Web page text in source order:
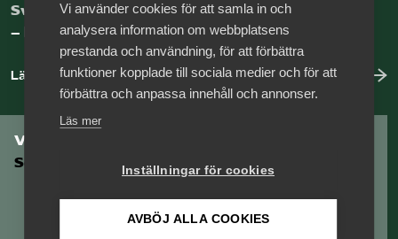
Sveriges nya basnäring
– landets främsta integrationsmotor.
Läs mer om oss
Vill du vara en del av
Serviceföretagen?
Vi använder cookies för att samla in och
analysera information om webbplatsens
prestanda och användning, för att förbättra
funktioner kopplade till sociala medier och för att
förbättra och anpassa innehåll och annonser.
Läs mer
Inställningar för cookies
AVBÖJ ALLA COOKIES